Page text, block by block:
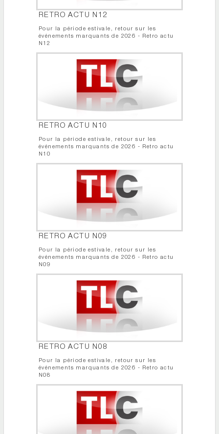
RETRO ACTU N12
Pour la période estivale, retour sur les
événements marquants de 2026 - Retro actu
N12
RETRO ACTU N10
Pour la période estivale, retour sur les
événements marquants de 2026 - Retro actu
N10
RETRO ACTU N09
Pour la période estivale, retour sur les
événements marquants de 2026 - Retro actu
N09
RETRO ACTU N08
Pour la période estivale, retour sur les
événements marquants de 2026 - Retro actu
N08